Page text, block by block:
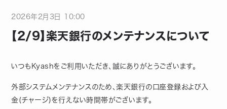
2026年 2月 3 日 10:00
【2/9】楽天銀行のメンテナンスについて
いつもKyashをご利用いただき、誠にありがとうございます。
外部システムメンテナンスのため、楽天銀行の口座登録および入
金(チャージ)を行えない時間帯がございます。